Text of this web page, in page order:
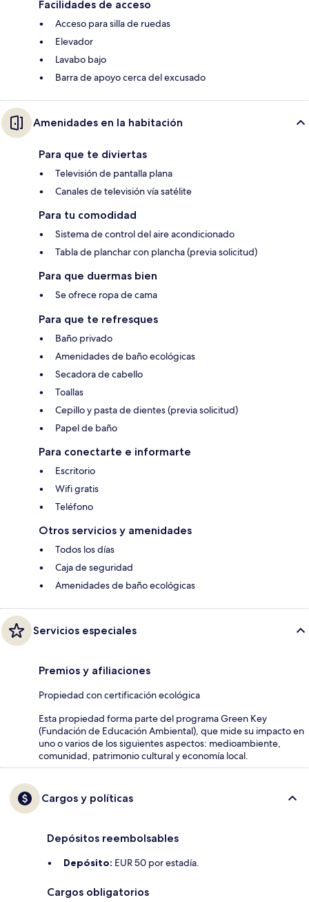
Facilidades de acceso
Acceso para silla de ruedas
Elevador
Lavabo bajo
Barra de apoyo cerca del excusado
Amenidades en la habitación
Para que te diviertas
Televisión de pantalla plana
Canales de televisión vía satélite
Para tu comodidad
Sistema de control del aire acondicionado
Tabla de planchar con plancha (previa solicitud)
Para que duermas bien
Se ofrece ropa de cama
Para que te refresques
Baño privado
Amenidades de baño ecológicas
Secadora de cabello
Toallas
Cepillo y pasta de dientes (previa solicitud)
Papel de baño
Para conectarte e informarte
Escritorio
Wifi gratis
Teléfono
Otros servicios y amenidades
Todos los días
Caja de seguridad
Amenidades de baño ecológicas
Servicios especiales
Premios y afiliaciones
Propiedad con certificación ecológica
Esta propiedad forma parte del programa Green Key
(Fundación de Educación Ambiental), que mide su impacto en
uno o varios de los siguientes aspectos: medioambiente,
comunidad, patrimonio cultural y economía local.
Cargos y políticas
Depósitos reembolsables
Depósito: EUR 50 por estadía.
Cargos obligatorios